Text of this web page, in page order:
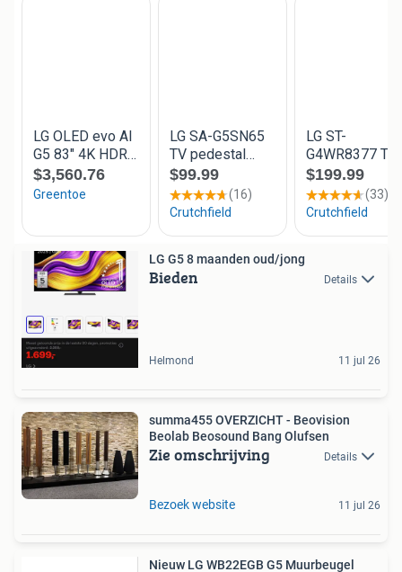
LG G5 8 maanden oud/jong
Bieden Details
Helmond 11 jul 26
summa455 OVERZICHT - Beovision
Beolab Beosound Bang Olufsen
Zie omschrijving Details
Bezoek website 11 jul 26
Nieuw LG WB22EGB G5 Muurbeugel